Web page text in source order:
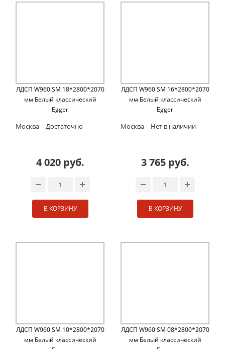
ЛДСП W960 SM 18*2800*2070
мм Белый классический
Egger
Москва Достаточно
4 020 руб.
В КОРЗИНУ
ЛДСП W960 SM 16*2800*2070
мм Белый классический
Egger
Москва Нет в наличии
3 765 руб.
В КОРЗИНУ
ЛДСП W960 SM 10*2800*2070
мм Белый классический
ЛДСП W960 SM 08*2800*2070
мм Белый классический